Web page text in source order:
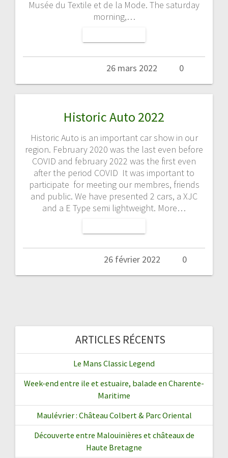
Musée du Textile et de la Mode. The saturday
morning,…
26 mars 2022 0
Historic Auto 2022
Historic Auto is an important car show in our
region. February 2020 was the last even before
COVID and february 2022 was the first even
after the period COVID It was important to
participate for meeting our membres, friends
and public. We have presented 2 cars, a XJC
and a E Type semi lightweight. More…
26 février 2022 0
ARTICLES RÉCENTS
Le Mans Classic Legend
Week-end entre ile et estuaire, balade en Charente-
Maritime
Maulévrier : Château Colbert & Parc Oriental
Découverte entre Malouinières et châteaux de
Haute Bretagne